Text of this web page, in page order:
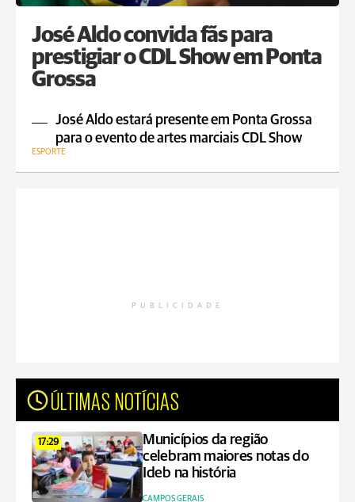
José Aldo convida fãs para
prestigiar o CDL Show em Ponta
Grossa
José Aldo estará presente em Ponta Grossa
para o evento de artes marciais CDL Show
ESPORTE
PUBLICIDADE
ÚLTIMAS NOTÍCIAS
17:29
Municípios da região
celebram maiores notas do
Ideb na história
CAMPOS GERAIS